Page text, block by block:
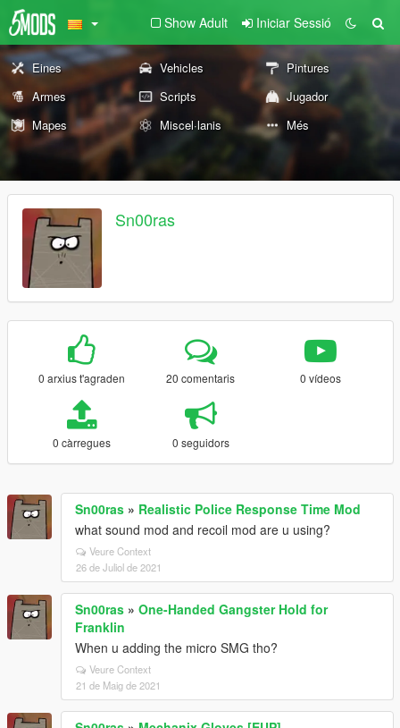
Show Adult Iniciar Sessió
Eines Vehicles
Pintures
Armes
Scripts
Jugador
Mapes
Miscel·lanis Més
Sn00ras
0 arxius t'agraden 20 comentaris 0 vídeos
0 càrregues 0 seguidors
Sn00ras » Realistic Police Response Time Mod
what sound mod and recoil mod are u using?
Veure Context
26 de Juliol de 2021
Sn00ras » One-Handed Gangster Hold for
Franklin
When u adding the micro SMG tho?
Veure Context
21 de Maig de 2021